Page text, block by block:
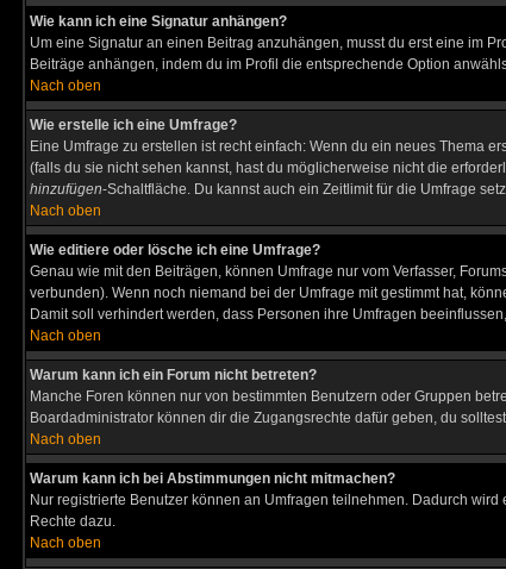
Wie kann ich eine Signatur anhängen?
Um eine Signatur an einen Beitrag anzuhängen, musst du erst eine im
Beiträge anhängen, indem du im Profil die entsprechende Option
Nach oben
Wie erstelle ich eine Umfrage?
Eine Umfrage zu erstellen ist recht einfach: Wenn du ein neues Thema
(falls du sie nicht sehen kannst, hast du möglicherweise nicht die
hinzufügen-Schaltfläche. Du kannst auch ein Zeitlimit für die Umfrage
Nach oben
Wie editiere oder lösche ich eine Umfrage?
Genau wie mit den Beiträgen, können Umfrage nur vom Verfasser,
verbunden). Wenn noch niemand bei der Umfrage mit gestimmt hat,
Damit soll verhindert werden, dass Personen ihre Umfragen
Nach oben
Warum kann ich ein Forum nicht betreten?
Manche Foren können nur von bestimmten Benutzern oder Gruppen
Boardadministrator können dir die Zugangsrechte dafür geben, du
Nach oben
Warum kann ich bei Abstimmungen nicht mitmachen?
Nur registrierte Benutzer können an Umfragen teilnehmen. Dadurch
Rechte dazu.
Nach oben